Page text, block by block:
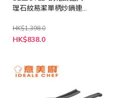
理石紋易潔單柄炒鍋連
HK$1,398.0
特
殊
HK$838.0